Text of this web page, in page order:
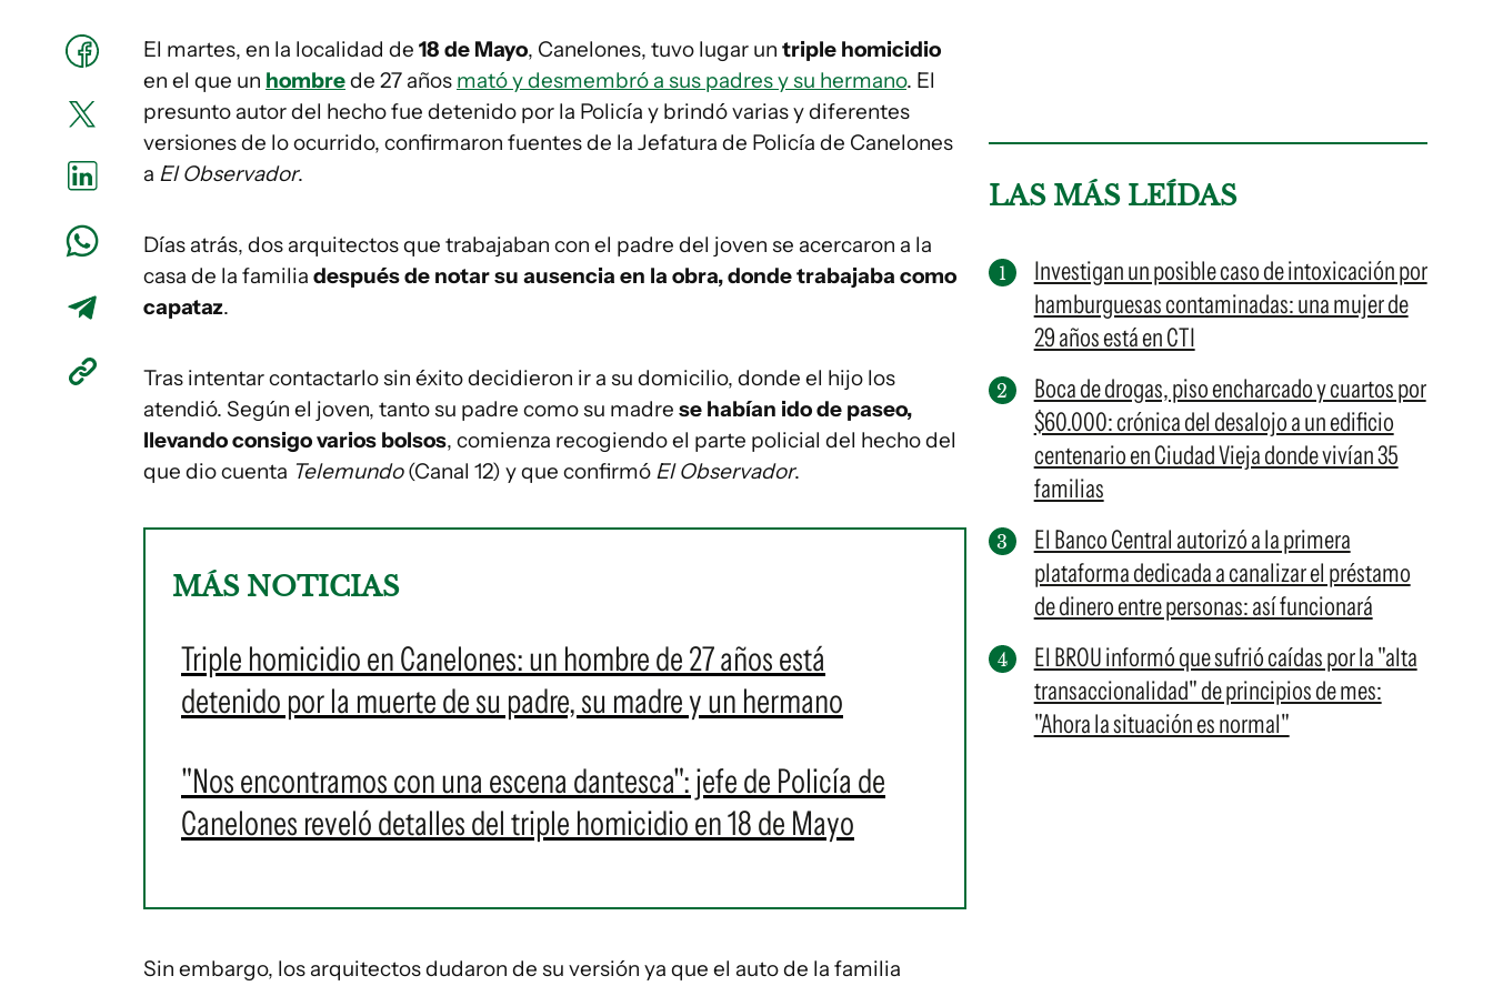
El martes, en la localidad de 18 de Mayo, Canelones, tuvo lugar un triple homicidio
en el que un hombrede 27 años mató y desmembró a sus padres y su hermano. El
presunto autor del hecho fue detenido por la Policía y brindó varias y diferentes
versiones de lo ocurrido, confirmaron fuentes de la Jefatura de Policía de Canelones
a El Observador.
Días atrás, dos arquitectos que trabajaban con el padre del joven se acercaron a la
casa de la familia después de notar su ausencia en la obra, donde trabajaba como
capataz.
Tras intentar contactarlo sin éxito decidieron ir a su domicilio, donde el hijo los
atendió. Según el joven, tanto su padre como su madre se habían ido de paseo,
llevando consigo varios bolsos, comienza recogiendo el parte policial del hecho del
que dio cuenta Telemundo(Canal 12) y que confirmó El Observador.
MÁS NOTICIAS
Triple homicidio en Canelones: un hombre de 27 años está
detenido por la muerte de su padre, su madre y un hermano
"Nos encontramos con una escena dantesca": jefe de Policía de
Canelones reveló detalles del triple homicidio en 18 de Mayo
Sin embargo, los arquitectos dudaron de su versión ya que el auto de la familia
LAS MÁS LEÍDAS
Investigan un posible caso de intoxicación por
hamburguesas contaminadas: una mujer de
29 años está en CTI
Boca de drogas, piso encharcado y cuartos por
$60.000: crónica del desalojo a un edificio
centenario en Ciudad Vieja donde vivían 35
familias
El Banco Central autorizó a la primera
plataforma dedicada a canalizar el préstamo
de dinero entre personas: así funcionará
El BROU informó que sufrió caídas por la "alta
transaccionalidad" de principios de mes:
"Ahora la situación es normal"